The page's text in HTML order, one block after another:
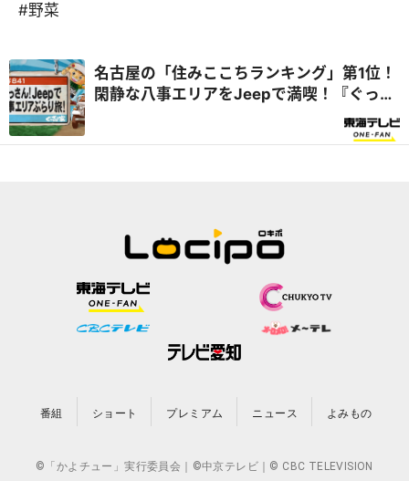
#野菜
名古屋の「住みここちランキング」第1位！
閑静な八事エリアをJeepで満喫！『ぐっさ
番組 ショート プレミアム ニュース よみもの
©「かよチュー」実行委員会｜©中京テレビ｜© CBC TELEVISION